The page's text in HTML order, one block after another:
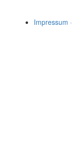
Impressum